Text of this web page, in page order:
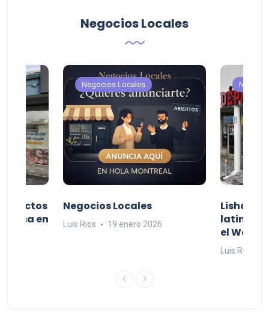
Negocios Locales
casa en
Negocios Locales
Negocios Locales
Luis Rios 19 enero 2026
Lishaam
latinos
el West
Luis Rios